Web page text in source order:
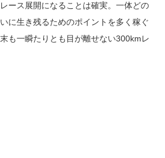
ース展開になることは確実。一体どの
に生き残るためのポイントを多く稼ぐ
も一瞬たりとも目が離せない300kmレ